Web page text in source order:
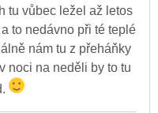
tu vůbec ležel až letos
to nedávno při té teplé
nám tu z přeháňky
noci na neděli by to tu